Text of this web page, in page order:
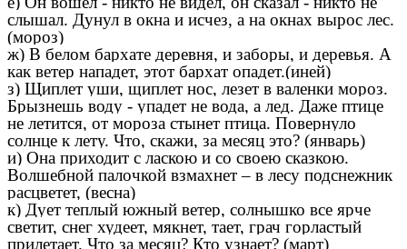
слышал. Дунул в окна и исчез, а на окнах вырос лес.
(мороз)
ж) В белом бархате деревня, и заборы, и деревья. А
как ветер нападет, этот бархат опадет.(иней)
з) Щиплет уши, щиплет нос, лезет в валенки мороз.
Брызнешь воду - упадет не вода, а лед. Даже птице
не летится, от мороза стынет птица. Повернуло
солнце к лету. Что, скажи, за месяц это? (январь)
и) Она приходит с ласкою и со своею сказкою.
Волшебной палочкой взмахнет – в лесу подснежник
расцветет, (весна)
к) Дует теплый южный ветер, солнышко все ярче
светит, снег худеет, мякнет, тает, грач горластый
прилетает. Что за месяц? Кто узнает? (март)